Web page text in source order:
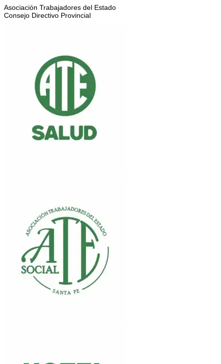
Asociación Trabajadores del Estado
Consejo Directivo Provincial